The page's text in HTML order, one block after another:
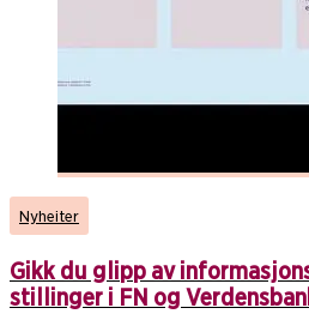
Nyheiter
Gikk du glipp av
stillinger i FN og